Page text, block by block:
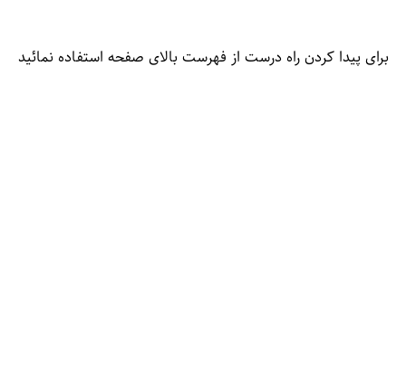
برای پیدا کردن راه درست از فهرست بالای صفحه استفاده نمائید